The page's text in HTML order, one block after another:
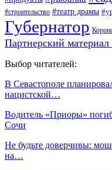
#строительство #театр драмы
Губернатор
Партнерский
Выбор читателей:
В Севастополе
нацистской…
Водитель «Приоры»
Сочи
Не будьте доверчивы:
на…